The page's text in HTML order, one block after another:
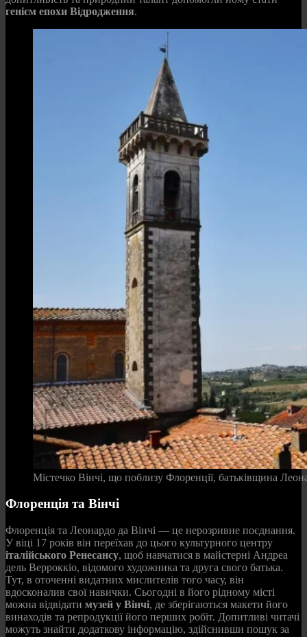
генієм епохи Відродження.
Містечко Вінчі, що поблизу Флоренції, батьківщина
Флоренція та Вінчі
Флоренція та Леонардо да Вінчі — це нерозривне поєднання.
У віці 17 років він переїхав до цього культурного центру
італійського Ренесансу, щоб навчатися в майстерні Андреа
дель Верроккіо, відомого художника та друга свого батька.
Тут, в оточенні видатних мислителів того часу, він
вдосконалив свої навички. Сьогодні в його рідному місті
можна відвідати музей у Вінчі, де зберігаються макети його
винаходів та репродукції його перших робіт. Допитливі читачі
можуть знайти додаткову інформацію, здійснивши пошук за